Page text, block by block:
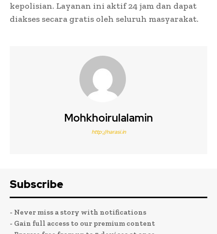
kepolisian. Layanan ini aktif 24 jam dan dapat
diakses secara gratis oleh seluruh masyarakat.
Mohkhoirulalamin
http://narasi.in
Subscribe
- Never miss a story with notifications
- Gain full access to our premium content